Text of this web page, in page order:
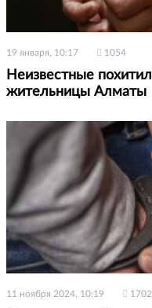
19 января, 10:17 1054
Неизвестные
жительницы Алматы
11 ноября 2024, 10:19 1702